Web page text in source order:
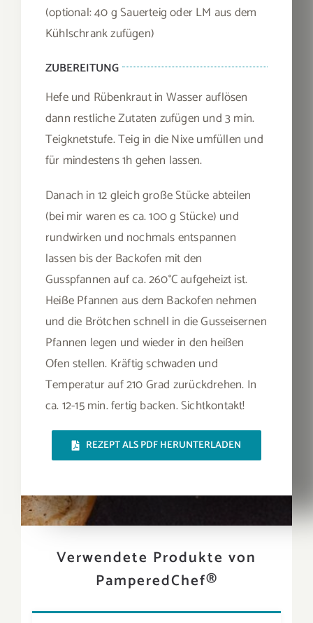
(optional: 40 g Sauerteig oder LM aus dem
Kühlschrank zufügen)
ZUBEREITUNG
Hefe und Rübenkraut in Wasser auflösen
dann restliche Zutaten zufügen und 3 min.
Teigknetstufe. Teig in die Nixe umfüllen und
für mindestens 1h gehen lassen.
Danach in 12 gleich große Stücke abteilen
(bei mir waren es ca. 100 g Stücke) und
rundwirken und nochmals entspannen
lassen bis der Backofen mit den
Gusspfannen auf ca. 260°C aufgeheizt ist.
Heiße Pfannen aus dem Backofen nehmen
und die Brötchen schnell in die Gusseisernen
Pfannen legen und wieder in den heißen
Ofen stellen. Kräftig schwaden und
Temperatur auf 210 Grad zurückdrehen. In
ca. 12-15 min. fertig backen. Sichtkontakt!
REZEPT ALS PDF HERUNTERLADEN
Verwendete Produkte von
PamperedChef®